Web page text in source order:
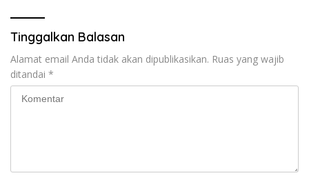
Tinggalkan Balasan
Alamat email Anda tidak akan dipublikasikan. Ruas yang wajib
ditandai *